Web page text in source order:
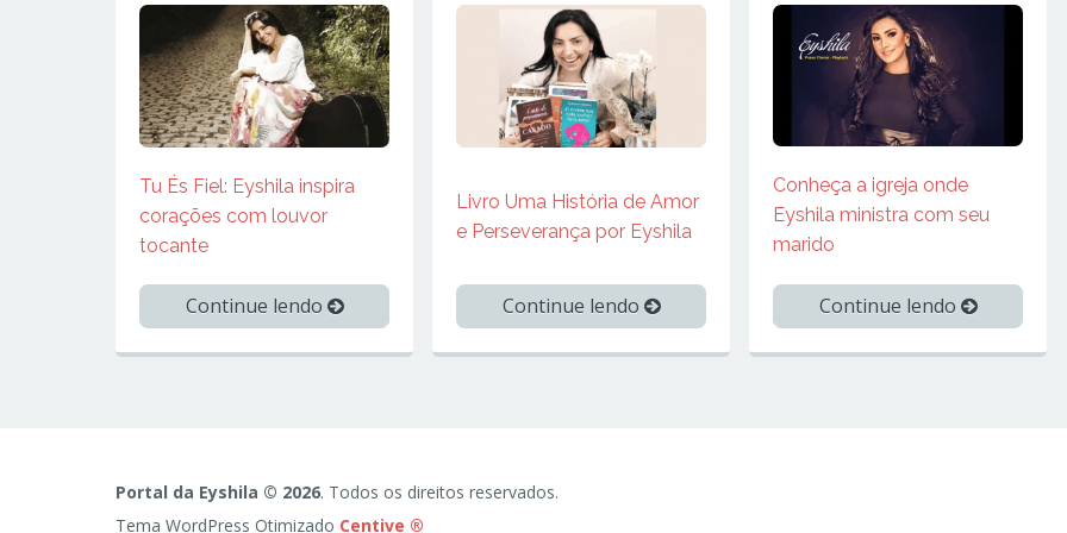
Tu És Fiel: Eyshila inspira
corações com louvor
tocante
Continue lendo
Livro Uma História de Amor
e Perseverança por Eyshila
Continue lendo
Conheça a igreja onde
Eyshila ministra com seu
marido
Continue lendo
Portal da Eyshila © 2026. Todos os direitos reservados.
Tema WordPress Otimizado Centive ®